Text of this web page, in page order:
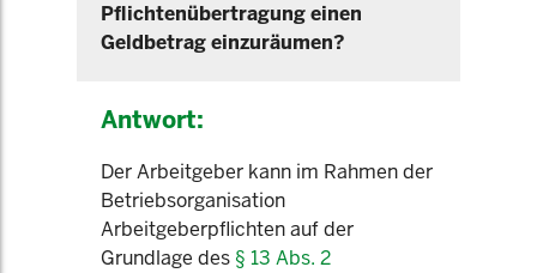
Pflichtenübertragung einen
Geldbetrag einzuräumen?
Antwort:
Der Arbeitgeber kann im Rahmen der
Betriebsorganisation
Arbeitgeberpflichten auf der
Grundlage des § 13 Abs. 2